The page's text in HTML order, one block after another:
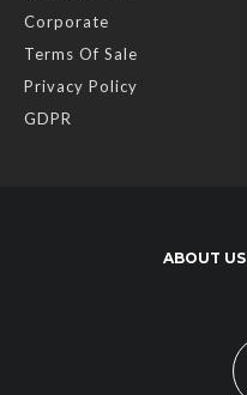
Corporate
Terms Of Sale
Privacy Policy
GDPR
ABOUT US